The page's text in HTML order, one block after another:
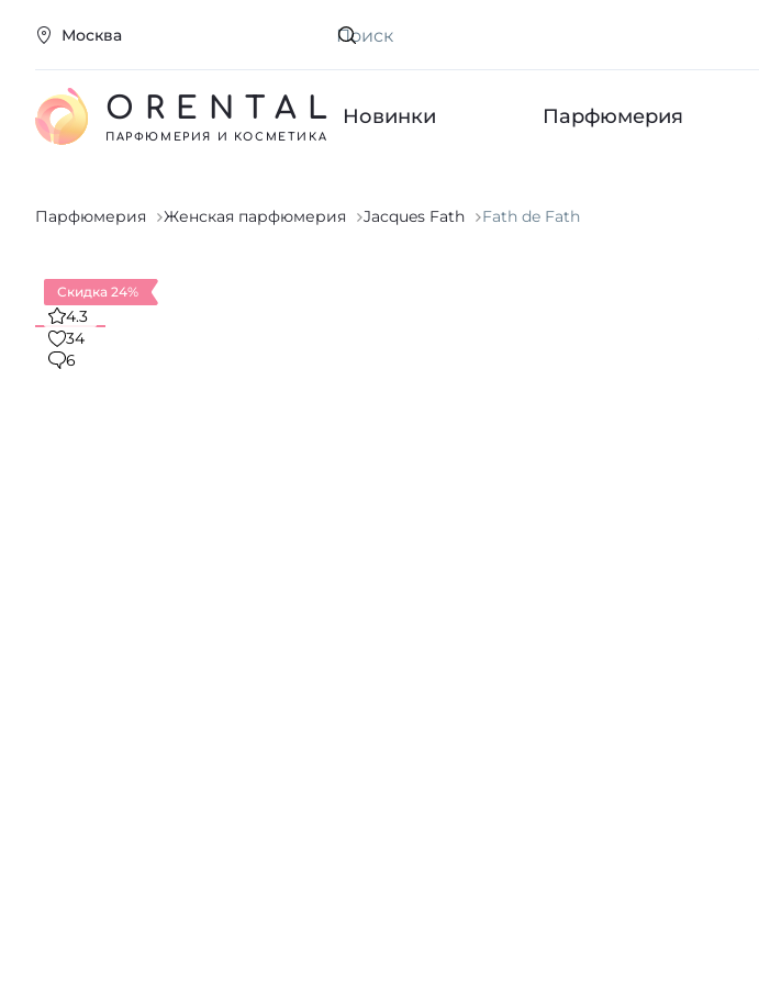
Москва Искать
ORENTAL
ПАРФЮМЕРИЯ И КОСМЕТИКА
Новинки Парфюмерия
Парфюмерия Женская парфюмерия Jacques Fath Fath de Fath
Скидка 24%
4.3
34
6